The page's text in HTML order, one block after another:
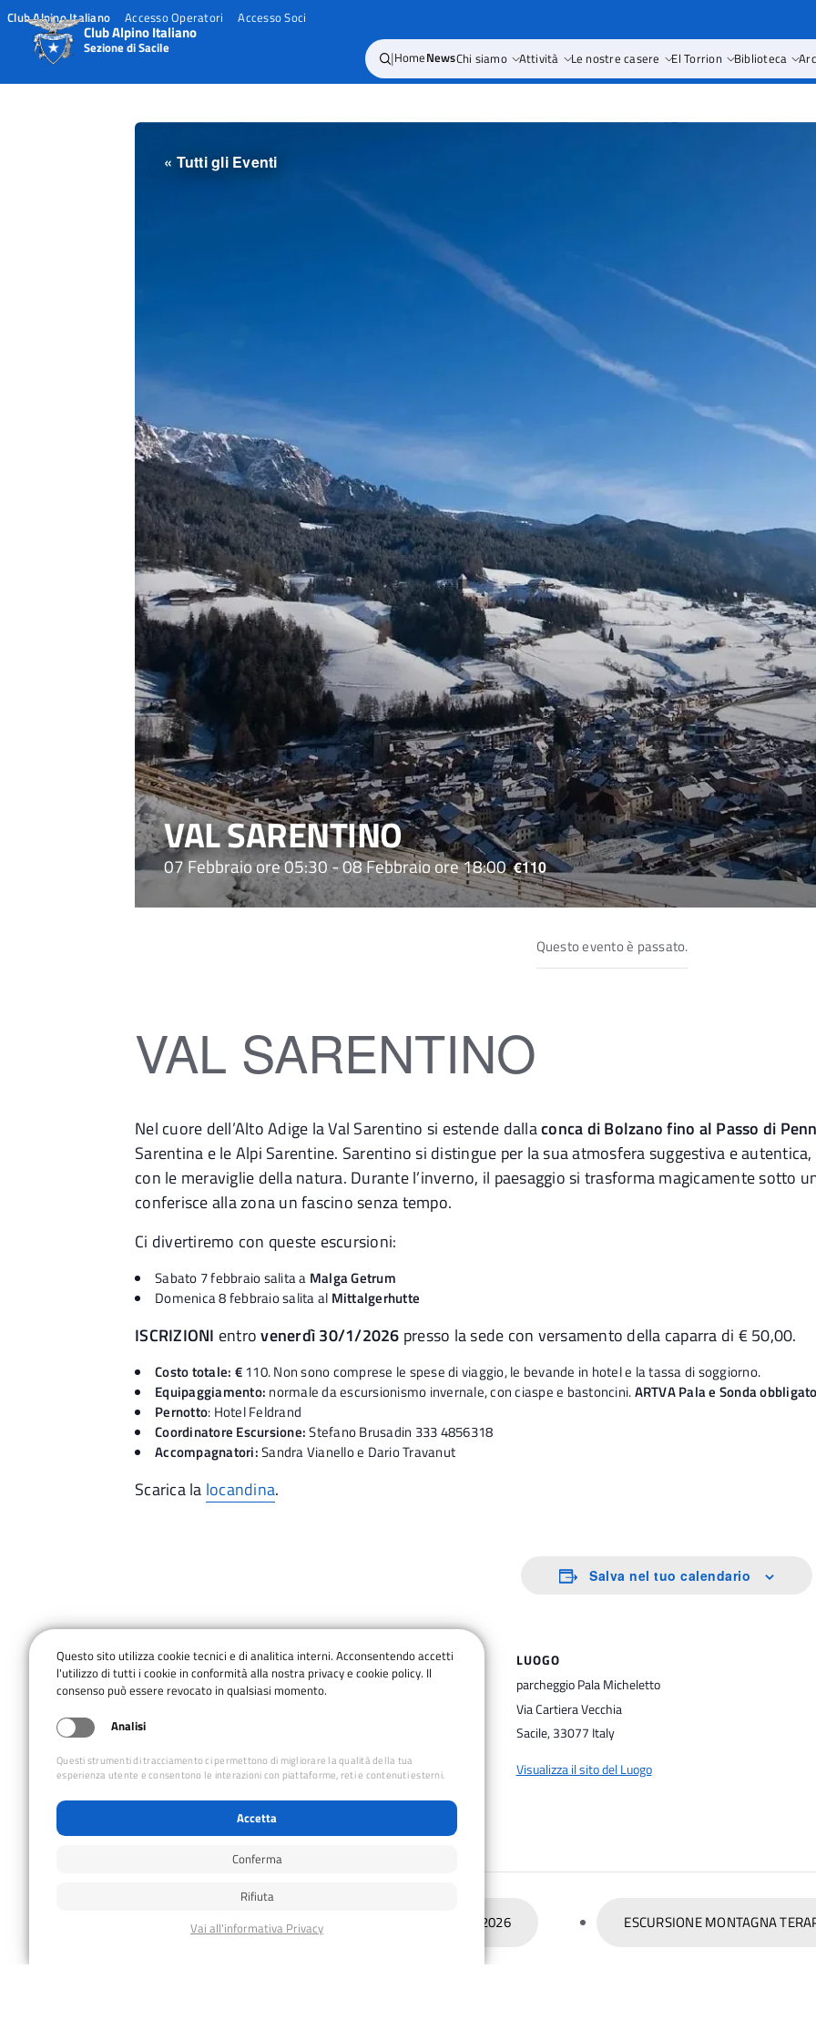
Club Alpino Italiano Accesso Operatori Accesso Soci
Club Alpino Italiano
Sezione di Sacile |HomeNewsChi siamo Attività Le nostre casere El Torrion Biblioteca
« Tutti gli Eventi
VAL SARENTINO
07 Febbraio ore 05:30-08 Febbraio ore 18:00 €110
Questo evento è passato.
VAL SARENTINO
Nel cuore dell’Alto Adige la Val Sarentino si estende dallaconca di Bolzano fino al Passo di
Sarentina e le Alpi Sarentine. Sarentino si distingue per la sua atmosfera suggestiva e
con le meraviglie della natura. Durante l’inverno, il paesaggio si trasforma magicamente sotto
conferisce alla zona un fascino senza tempo.
Ci divertiremo con queste escursioni:
Sabato 7 febbraio salita a Malga Getrum
Domenica 8 febbraio salita al Mittalgerhutte
ISCRIZIONI entrovenerdì 30/1/2026 presso la sede con versamento della caparra di € 50,00.
Costo totale: €110. Non sono comprese le spese di viaggio, le bevande in hotel e la tassa di soggiorno.
Equipaggiamento: normale da escursionismo invernale, con ciaspe e bastoncini.ARTVA Pala e Sonda
Pernotto: Hotel Feldrand
Coordinatore Escursione:Stefano Brusadin 333 4856318
Accompagnatori:Sandra Vianello e Dario Travanut
Scarica la locandina.
Salva nel tuo calendario
DETTAGLI
Inizio:
08 Febbraio ore 18:00
Prezzo:
LUOGO
parcheggio Pala Micheletto
Via Cartiera Vecchia
Sacile, 33077 Italy
Visualizza il sito del Luogo
Alpinismo Giovanile – Presentazione del Programma 2026 ESCURSIONE MONTAGNA
Questo sito utilizza cookie tecnici e di analitica interni. Acconsentendo accetti
l'utilizzo di tutti i cookie in conformità alla nostra privacy e cookie policy. Il
consenso può essere revocato in qualsiasi momento.
Analisi
Questi strumenti di tracciamento ci permettono di migliorare la qualità della tua
esperienza utente e consentono le interazioni con piattaforme, reti e contenuti esterni.
Accetta
Conferma
Rifiuta